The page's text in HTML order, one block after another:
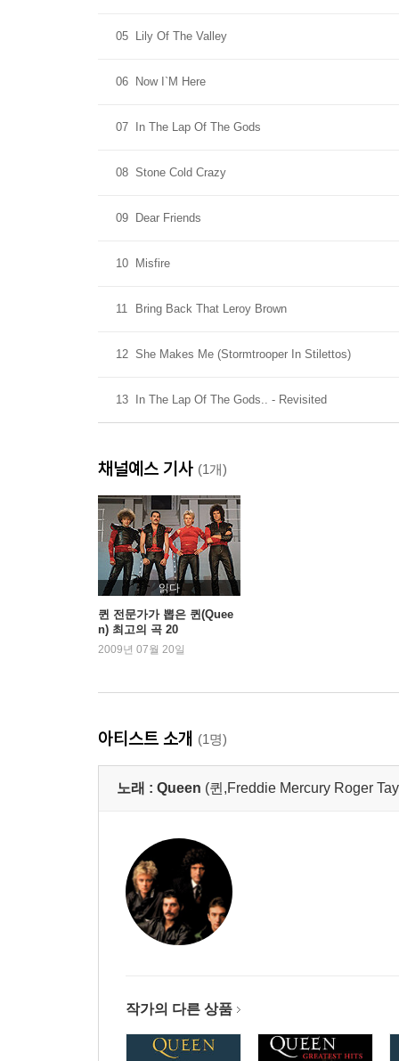
05 Lily Of The Valley
06 Now I`M Here
07 In The Lap Of The Gods
08 Stone Cold Crazy
09 Dear Friends
10 Misfire
11 Bring Back That Leroy Brown
12 She Makes Me (Stormtrooper In Stilettos)
13 In The Lap Of The Gods.. - Revisited
채널예스 기사 (1개)
읽다
퀸 전문가가 뽑은 퀸(Quee
n) 최고의 곡 20
2009년 07월 20일
아티스트 소개 (1명)
노래 : Queen (퀸,Freddie Mercury Roger
작가의 다른 상품